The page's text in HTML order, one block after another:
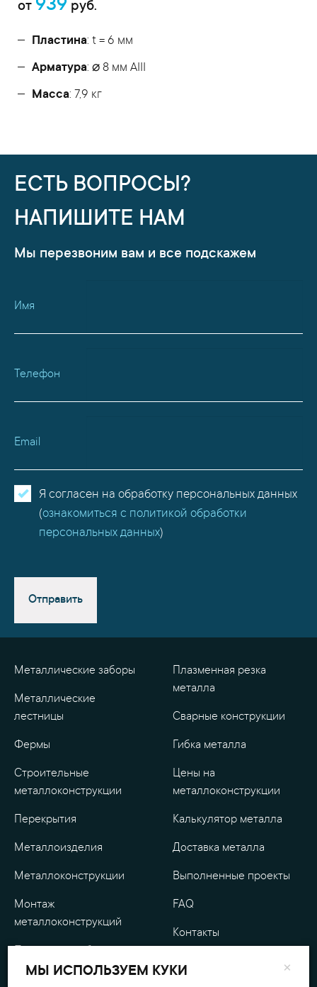
от 939 руб.
Пластина: t = 6 мм
Арматура: ⌀ 8 мм АIII
Масса: 7,9 кг
ЕСТЬ ВОПРОСЫ?
НАПИШИТЕ НАМ
Мы перезвоним вам и все подскажем
Имя
Телефон
Email
Я согласен на обработку персональных данных
(ознакомиться с политикой обработки
персональных данных)
Отправить
Металлические заборы
Металлические
лестницы
Фермы
Строительные
металлоконструкции
Перекрытия
Металлоизделия
Металлоконструкции
Монтаж
металлоконструкций
Уличные
Плазменная резка
металла
Сварные конструкции
Гибка металла
Цены на
металлоконструкции
Калькулятор металла
Доставка металла
Выполненные проекты
FAQ
Контакты
×
МЫ ИСПОЛЬЗУЕМ КУКИ